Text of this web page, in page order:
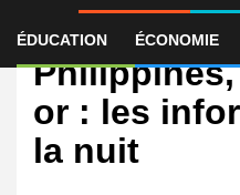
ÉDUCATION ÉCONOMIE
Venezuela,
or : les
la nuit